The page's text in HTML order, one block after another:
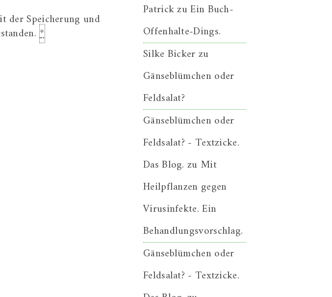
der Speicherung und
*
PatrickzuEin Buch-
Offenhalte-Dings.
Silke Bickerzu
Gänseblümchen oder
Feldsalat?
Gänseblümchen oder
Feldsalat? - Textzicke.
Das Blog. zu Mit
Heilpflanzen gegen
Virusinfekte. Ein
Behandlungsvorschlag.
Gänseblümchen oder
Feldsalat? - Textzicke.